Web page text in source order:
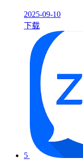
2025-09-10
下载
5